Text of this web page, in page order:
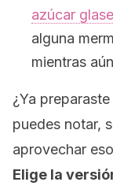
azúcar
alguna
mientras
¿Ya
puedes notar,
aprovechar
Elige la